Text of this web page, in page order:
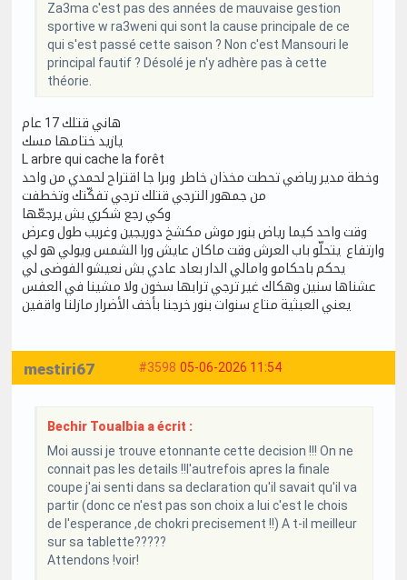
Za3ma c'est pas des années de mauvaise gestion
sportive w ra3weni qui sont la cause principale de ce
qui s'est passé cette saison ? Non c'est Mansouri le
principal fautif ? Désolé je n'y adhère pas à cette
théorie.
هاني قتلك 17 عام
يازيد ختامها مسك
L arbre qui cache la forêt
وخطة مدير رياضي تحطت مخذان خاطر وبرا جا اقتراح لحمدي من واحد
من جمهور الترجي قتلك ترجي تفكّتك وتخطفت
وكي رجع شكري بش يرجعّها
وقت واحد كيما رياض بنور موش مكشخ دوريجين وغريب طول وعرض
وارتفاع يتحلّو باب العرش وقت ماكان عايش ورا الشمس ويولي هو لي
يحكم باحكامو وامالي الدار بعاد عادي بش نعيشو الفوضى لي
عشناها سنين وهكاك غير ترجي ترابها سخون ولا مشينا في العفس
يعني العبثية متاع سنوات بنور خرجنا بأخف الأضرار مازلنا واقفين
#3598 05-06-2026 11:54
mestiri67
Bechir Toualbia a écrit :
Moi aussi je trouve etonnante cette decision !!! On ne
connait pas les details !!l'autrefois apres la finale
coupe j'ai senti dans sa declaration qu'il savait qu'il va
partir (donc ce n'est pas son choix a lui c'est le chois
de l'esperance ,de chokri precisement !!) A t-il meilleur
sur sa tablette?????
Attendons !voir!